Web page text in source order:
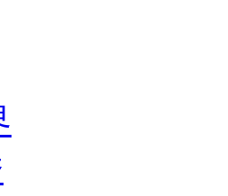
警民合力深夜将其击毙
回应